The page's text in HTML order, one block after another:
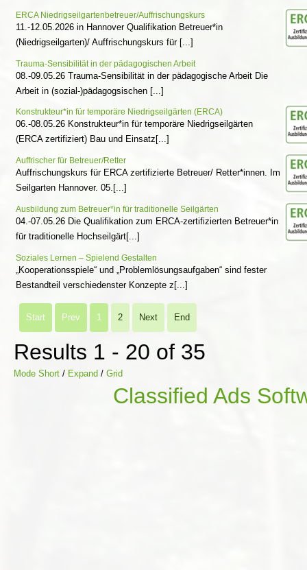
ERCA Niedrigseilgartenbetreuer/Auffrischungskurs
11.-12.05.2026 in Hannover Qualifikation Betreuer*in
(Niedrigseilgarten)/ Auffrischungskurs für [...]
Trauma-Sensibilität in der pädagogischen Arbeit
08.-09.05.26 Trauma-Sensibilität in der pädagogische Arbeit Die
Arbeit in (sozial-)pädagogsischen [...]
Konstrukteur*in für temporäre Niedrigseilgärten (ERCA)
06.-08.05.26 Konstrukteur*in für temporäre Niedrigseilgärten
(ERCA zertifiziert) Bau und Einsatz[...]
Auffrischer für Betreuer/Retter
Auffrischungskurs für ERCA zertifizierte Betreuer/ Retter*innen. Im
Seilgarten Hannover. 05.[...]
Ausbildung zum Betreuer*in für traditionelle Seilgärten
04.-07.05.26 Die Qualifikation zum ERCA-zertifizierten Betreuer*in
für traditionelle Hochseilgärt[...]
Soziales Lernen – Spielend Gestalten
„Kooperationsspiele“ und „Problemlösungsaufgaben“ sind fester
Bestandteil verschiedenster Konzepte z[...]
Start Prev 1 2 Next End
Results 1 - 20 of 35
Mode Short / Expand / Grid
Classified Ads